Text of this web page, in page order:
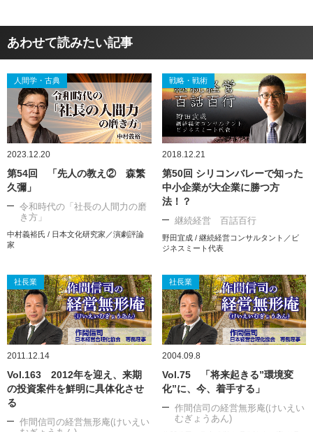
あわせて読みたい記事
人間学・古典
2023.12.20
第54回 「先人の教え② 森繁
久彌」
令和時代の「社長の人間力の磨
き方」
中村義裕氏 / 日本文化研究家／演劇評論
家
戦略・戦術
2018.12.21
第50回 シリコンバレーで知った
中小企業が大企業に勝つ方
法！？
継続経営 百話百行
野田宜成 / 継続経営コンサルタント／ビ
ジネスミート代表
社長業
2011.12.14
Vol.163 2012年を迎え、来期
の投資案件を鮮明に具体化させ
る
作間信司の経営無形庵(けいえい
社長業
2004.09.8
Vol.75 「将来起きる”環境変
化”に、今、着手する」
作間信司の経営無形庵(けいえい
むぎょうあん)